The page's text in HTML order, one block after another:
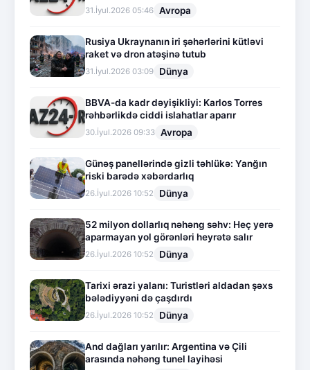
31.İyul.2026 05:46 Avropa
Rusiya Ukraynanın iri şəhərlərini kütləvi
raket və dron atəşinə tutub
31.İyul.2026 03:09 Dünya
BBVA-da kadr dəyişikliyi: Karlos Torres
rəhbərlikdə ciddi islahatlar aparır
30.İyul.2026 09:33 Avropa
Günəş panellərində gizli təhlükə: Yanğın
riski barədə xəbərdarlıq
26.İyul.2026 10:52 Dünya
52 milyon dollarlıq nəhəng səhv: Heç yerə
aparmayan yol görənləri heyrətə salır
26.İyul.2026 10:52 Dünya
Tarixi ərazi yalanı: Turistləri aldadan şəxs
bələdiyyəni də çaşdırdı
26.İyul.2026 10:52 Dünya
And dağları yarılır: Argentina və Çili
arasında nəhəng tunel layihəsi